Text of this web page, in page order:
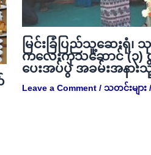
မြင်းခြံပြည်သူ့ဆေးရုံ၊
ကလေးကုသဆောင် (၃)
ပေးအပ်ပွဲ အခမ်းအနာ
Leave a Comment / သတင်းများ/